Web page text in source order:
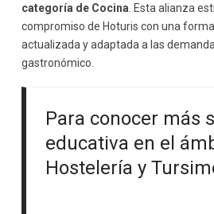
categoría de Cocina . Esta alianza
compromiso de Hoturis con una
actualizada y adaptada a las
gastronómico.
Para conocer más
educativa en el
Hostelería y